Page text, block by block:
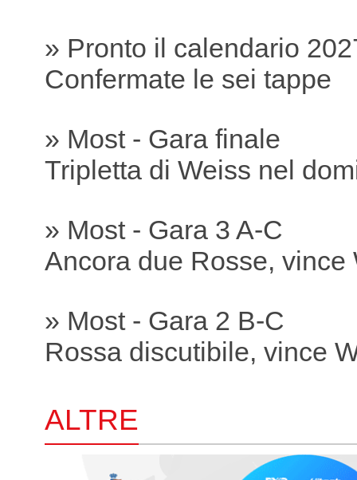
» Pronto il calendario
Confermate le sei tappe
» Most - Gara finale
Tripletta di Weiss nel
» Most - Gara 3 A-C
Ancora due Rosse, vince
» Most - Gara 2 B-C
Rossa discutibile, vince
ALTRE